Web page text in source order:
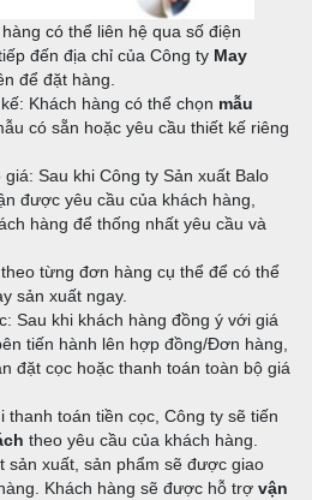
có thể liên hệ qua số điện
đến địa chỉ của Công ty May
để đặt hàng.
Khách hàng có thể chọn mẫu
có sẵn hoặc yêu cầu thiết kế riêng
Sau khi Công ty Sản xuất Balo
được yêu cầu của khách hàng,
hàng để thống nhất yêu cầu và
từng đơn hàng cụ thể để có thể
sản xuất ngay.
Sau khi khách hàng đồng ý với giá
tiến hành lên hợp đồng/Đơn hàng,
đặt cọc hoặc thanh toán toàn bộ giá
thanh toán tiền cọc, Công ty sẽ tiến
theo yêu cầu của khách hàng.
sản xuất, sản phẩm sẽ được giao
Khách hàng sẽ được hỗ trợ vận